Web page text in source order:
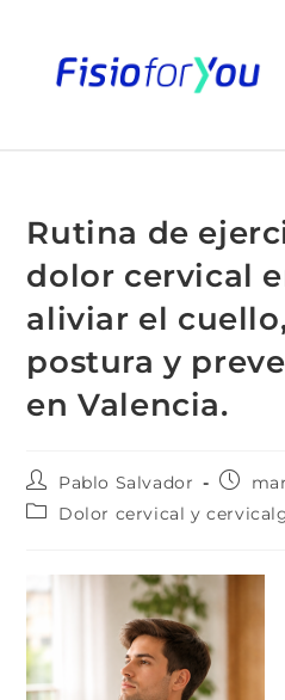
Rutina de
dolor cervical
aliviar el
postura y
en Valencia.
Pablo Salvador
Dolor cervical y